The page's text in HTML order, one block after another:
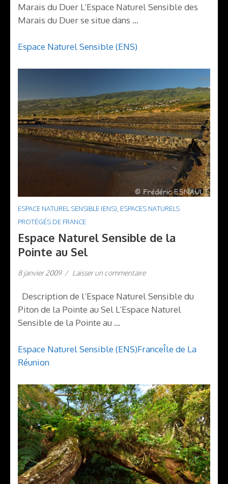
Marais du Duer L’Espace Naturel Sensible des
Marais du Duer se situe dans …
Espace Naturel Sensible (ENS)
ESPACE NATUREL SENSIBLE (ENS) ESPACES NATURELS
PROTÉGÉS DE FRANCE
Espace Naturel Sensible de la
Pointe au Sel
8 janvier 2009 / Laisser un commentaire
Description de l’Espace Naturel Sensible du
Piton de la Pointe au Sel L’Espace Naturel
Sensible de la Pointe au …
Espace Naturel Sensible (ENS)FranceÎle de La
Réunion